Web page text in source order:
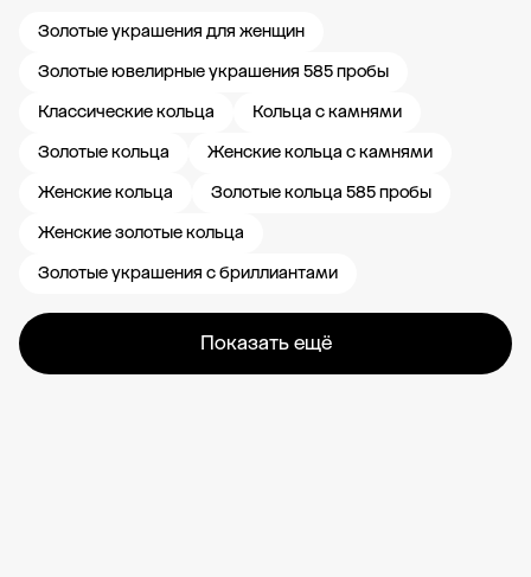
Золотые украшения для женщин
Золотые ювелирные украшения 585 пробы
Классические кольца
Кольца с камнями
Золотые кольца
Женские кольца с камнями
Женские кольца
Золотые кольца 585 пробы
Женские золотые кольца
Золотые украшения с бриллиантами
Показать ещё